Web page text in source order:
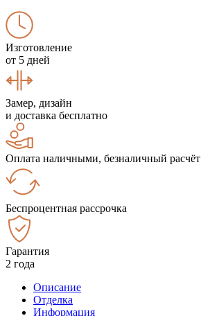
Изготовление
от 5 дней
Замер, дизайн
и доставка бесплатно
Оплата наличными, безналичный расчёт
Беспроцентная рассрочка
Гарантия
2 года
Описание
Отделка
Информация